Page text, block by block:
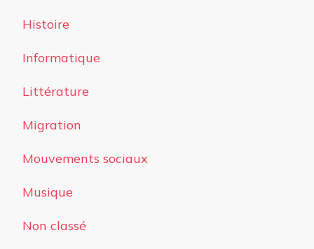
Histoire
Informatique
Littérature
Migration
Mouvements sociaux
Musique
Non classé